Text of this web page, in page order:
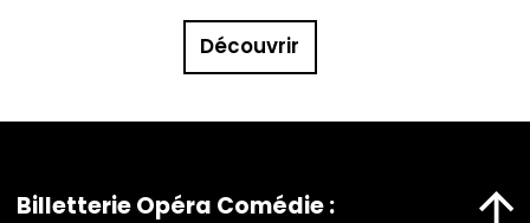
Découvrir
Billetterie Opéra Comédie :